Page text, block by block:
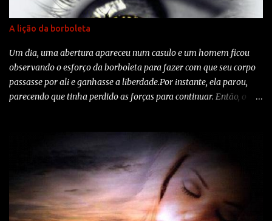
A lição da borboleta
Um dia, uma abertura apareceu num casulo e um homem ficou
observando o esforço da borboleta para fazer com que seu corpo
passasse por ali e ganhasse a liberdade.Por instante, ela parou,
parecendo que tinha perdido as forças para continuar. Então, o
as assas amassadas. O homem continuou a observar a borboleta
porque esperava que, a qualquer momento, as asas dela se
abrissem e ela saisse voando. Nada disto aconteceu. A borboleta
ficou ali rastejando, com o corpo murcho e as asas encolhidas e
nunca foi capaz de voar. O homem, que em sua gentileza e vontade
de ajudar, não compreendeu que o casulo apertado e o esforço